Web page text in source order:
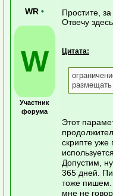
WR •
W
Участник
форума
Простите,
Отвечу
Цитата:
Этот
скрипте
Допустим,
365 дней.
тоже пишем.
мне не